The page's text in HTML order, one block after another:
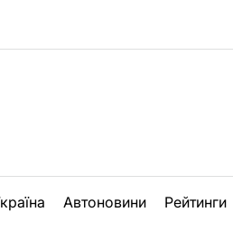
Автоновини Рейтинги